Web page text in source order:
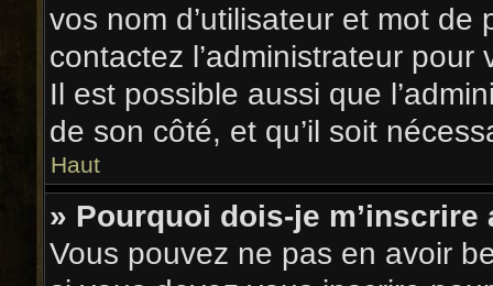
vos nom d’utilisateur et mot de
contactez l’administrateur
Il est possible aussi que
de son côté, et qu’il soit
Haut
» Pourquoi dois-je m’inscrire
Vous pouvez ne pas en avoir